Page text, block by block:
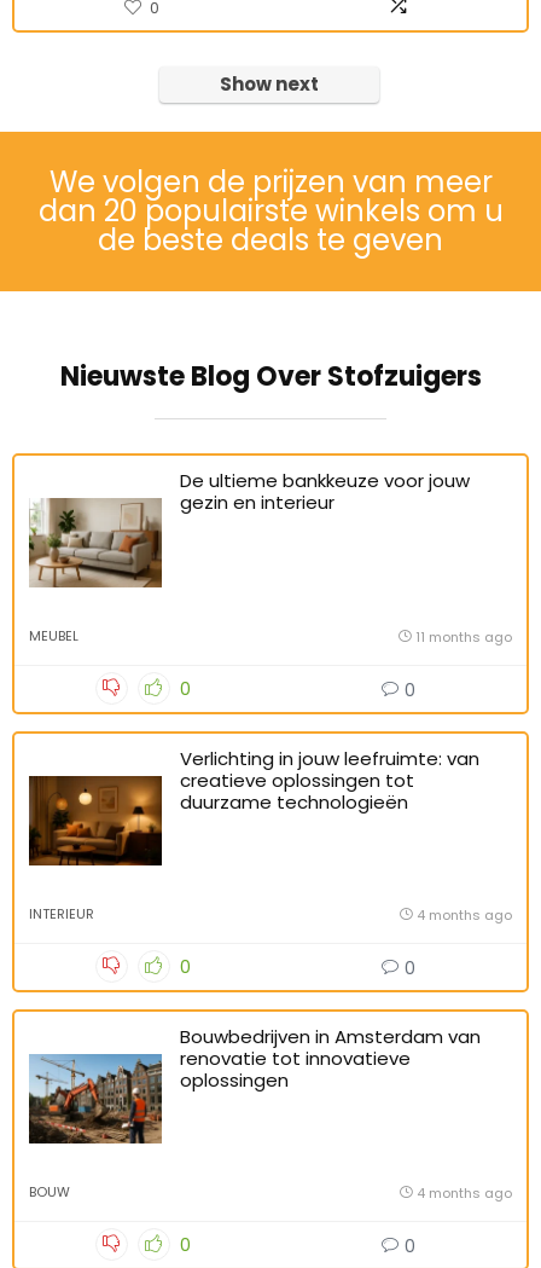
0
Show next
We volgen de prijzen van meer
dan 20 populairste winkels om u
de beste deals te geven
Nieuwste Blog Over Stofzuigers
De ultieme bankkeuze voor jouw
gezin en interieur
MEUBEL 11 months ago
0 0
Verlichting in jouw leefruimte: van
creatieve oplossingen tot
duurzame technologieën
INTERIEUR 4 months ago
0 0
Bouwbedrijven in Amsterdam van
renovatie tot innovatieve
oplossingen
BOUW 4 months ago
0 0